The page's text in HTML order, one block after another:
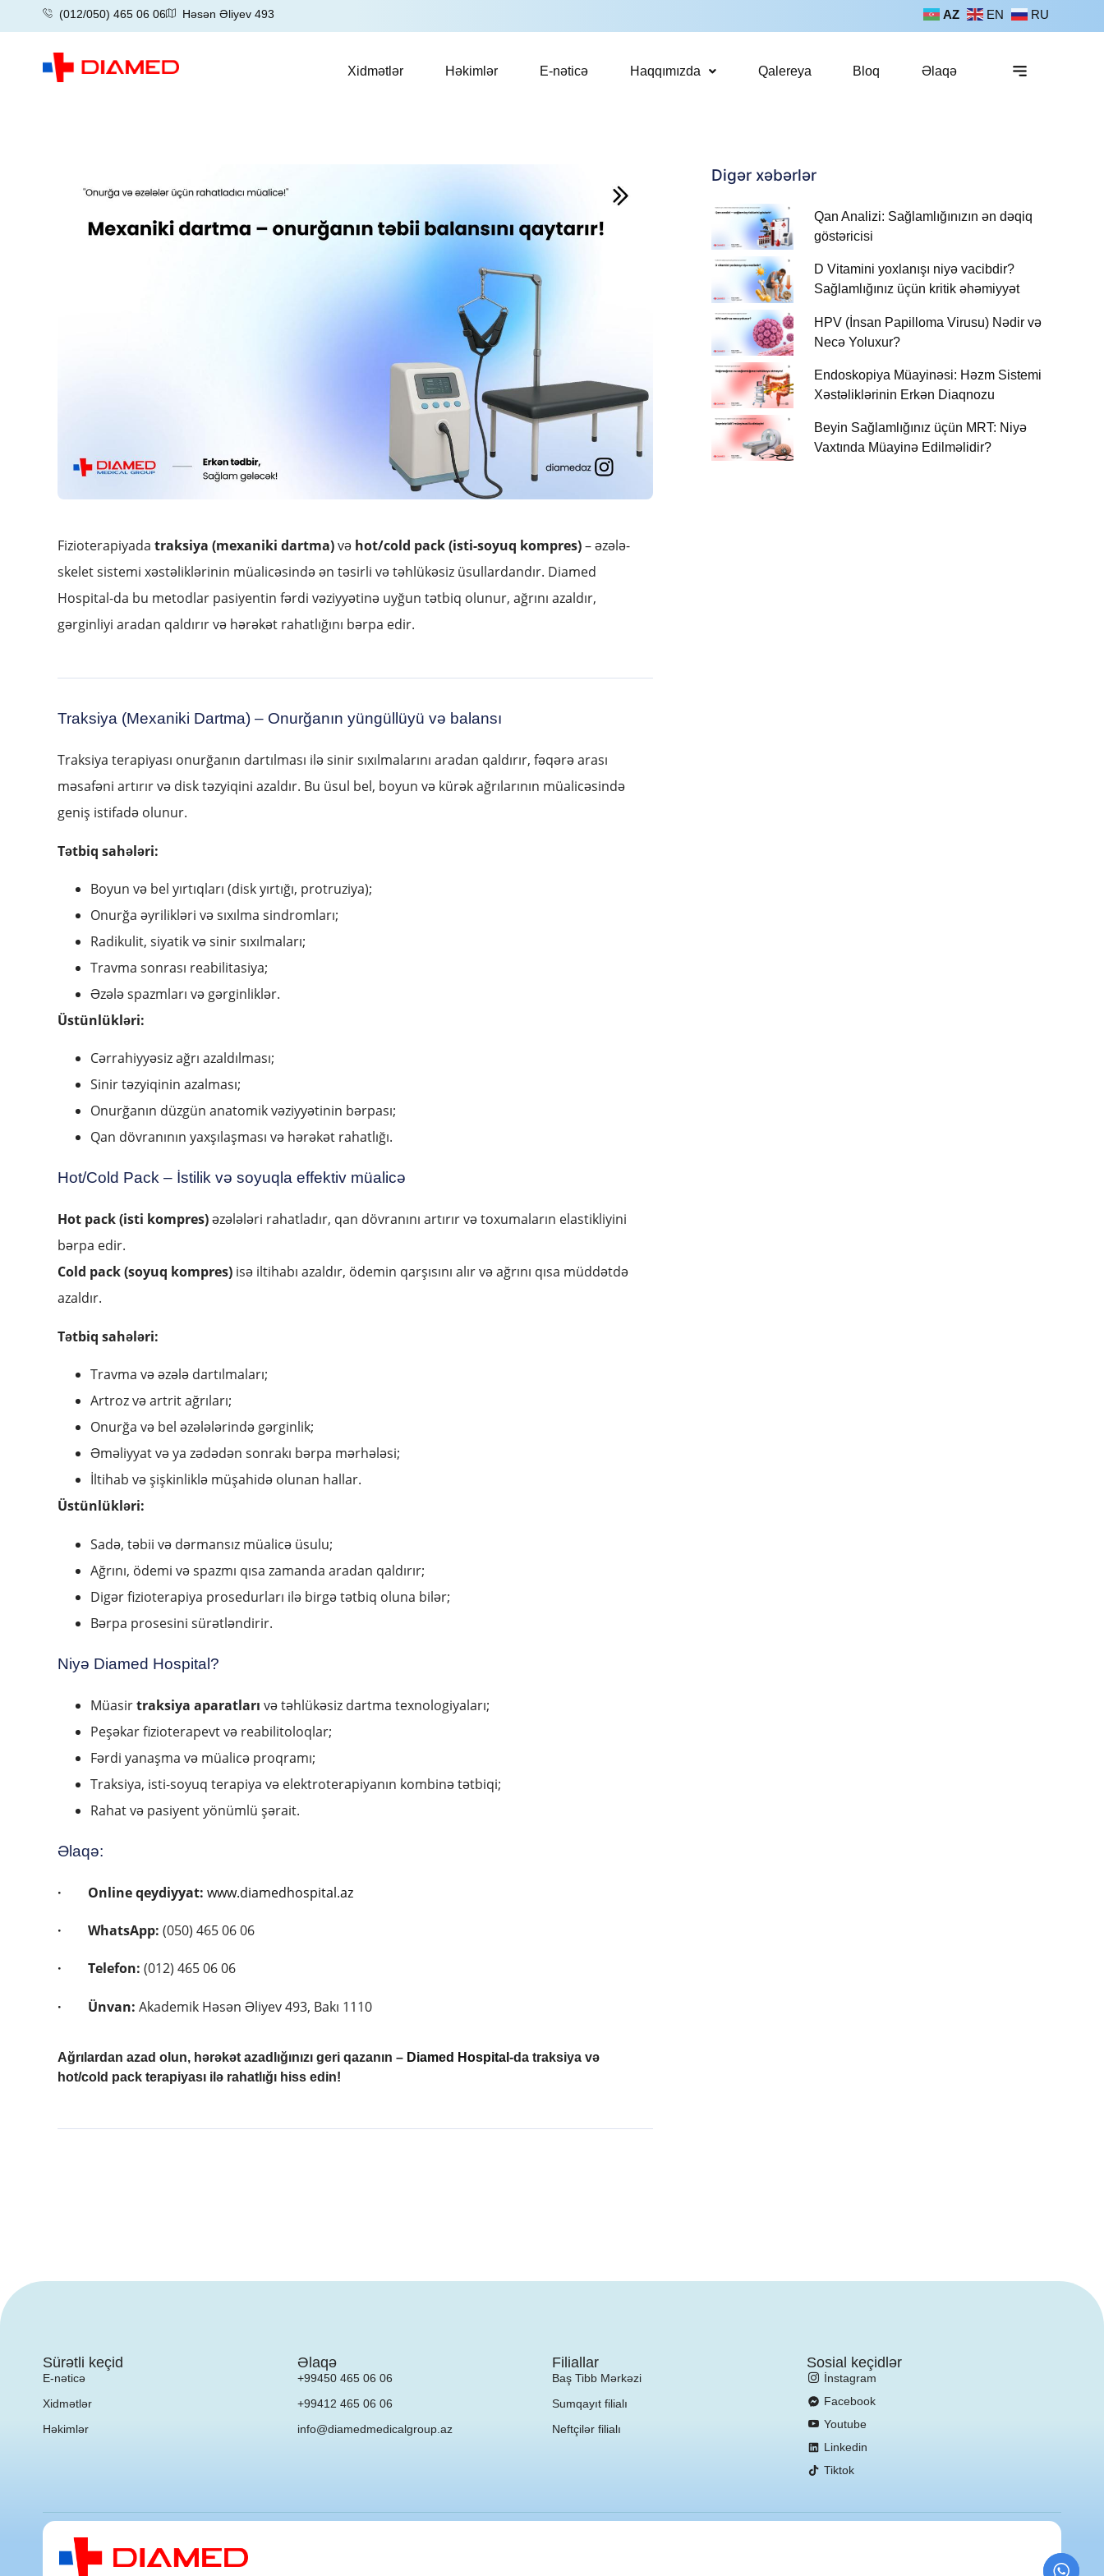
(012/050) 465 06 06 Həsən Əliyev 493 AZ EN RU
Xidmətlər Həkimlər E-nəticə Haqqımızda Qalereya Bloq Əlaqə
Fizioterapiyada traksiya (mexaniki dartma)və hot/cold pack (isti-soyuq kompres)– əzələ-
skelet sistemi xəstəliklərinin müalicəsində ən təsirli və təhlükəsiz üsullardandır. Diamed
Hospital-da bu metodlar pasiyentin fərdi vəziyyətinə uyğun tətbiq olunur, ağrını azaldır,
gərginliyi aradan qaldırır və hərəkət rahatlığını bərpa edir.
Traksiya (Mexaniki Dartma) – Onurğanın yüngüllüyü və balansı
Traksiya terapiyası onurğanın dartılması ilə sinir sıxılmalarını aradan qaldırır, fəqərə arası
məsafəni artırır və disk təzyiqini azaldır. Bu üsul bel, boyun və kürək ağrılarının müalicəsində
geniş istifadə olunur.
Tətbiq sahələri:
Boyun və bel yırtıqları (disk yırtığı, protruziya);
Onurğa əyrilikləri və sıxılma sindromları;
Radikulit, siyatik və sinir sıxılmaları;
Travma sonrası reabilitasiya;
Əzələ spazmları və gərginliklər.
Üstünlükləri:
Cərrahiyyəsiz ağrı azaldılması;
Sinir təzyiqinin azalması;
Onurğanın düzgün anatomik vəziyyətinin bərpası;
Qan dövranının yaxşılaşması və hərəkət rahatlığı.
Hot/Cold Pack – İstilik və soyuqla effektiv müalicə
Hot pack (isti kompres)əzələləri rahatladır, qan dövranını artırır və toxumaların elastikliyini
bərpa edir.
Cold pack (soyuq kompres)isə iltihabı azaldır, ödemin qarşısını alır və ağrını qısa müddətdə
azaldır.
Tətbiq sahələri:
Travma və əzələ dartılmaları;
Artroz və artrit ağrıları;
Onurğa və bel əzələlərində gərginlik;
Əməliyyat və ya zədədən sonrakı bərpa mərhələsi;
İltihab və şişkinliklə müşahidə olunan hallar.
Üstünlükləri:
Sadə, təbii və dərmansız müalicə üsulu;
Ağrını, ödemi və spazmı qısa zamanda aradan qaldırır;
Digər fizioterapiya prosedurları ilə birgə tətbiq oluna bilər;
Bərpa prosesini sürətləndirir.
Niyə Diamed Hospital?
Müasirtraksiya aparatları və təhlükəsiz dartma texnologiyaları;
Peşəkar fizioterapevt və reabilitoloqlar;
Fərdi yanaşma və müalicə proqramı;
Traksiya, isti-soyuq terapiya və elektroterapiyanın kombinə tətbiqi;
Rahat və pasiyent yönümlü şərait.
Əlaqə:
· Online qeydiyyat: www.diamedhospital.az
· WhatsApp: (050) 465 06 06
· Telefon: (012) 465 06 06
· Ünvan: Akademik Həsən Əliyev 493, Bakı 1110
Ağrılardan azad olun, hərəkət azadlığınızı geri qazanın – Diamed Hospital -da traksiya və
hot/cold pack terapiyası ilə rahatlığı hiss edin!
Digər xəbərlər
Qan Analizi: Sağlamlığınızın ən dəqiq
göstəricisi
D Vitamini yoxlanışı niyə vacibdir?
Sağlamlığınız üçün kritik əhəmiyyət
HPV (İnsan Papilloma Virusu) Nədir və
Necə Yoluxur?
Endoskopiya Müayinəsi: Həzm Sistemi
Xəstəliklərinin Erkən Diaqnozu
Beyin Sağlamlığınız üçün MRT: Niyə
Vaxtında Müayinə Edilməlidir?
Sürətli keçid
E-nəticə
Xidmətlər
Həkimlər
Əlaqə
+99450 465 06 06
+99412 465 06 06
info@diamedmedicalgroup.az
Filiallar
Baş Tibb Mərkəzi
Sumqayıt filialı
Neftçilər filialı
Sosial keçidlər
İnstagram
Facebook
Youtube
Linkedin
Tiktok